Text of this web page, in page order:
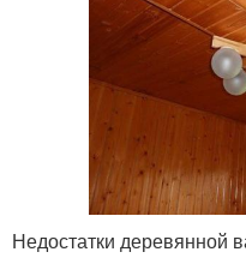
Недостатки деревянной